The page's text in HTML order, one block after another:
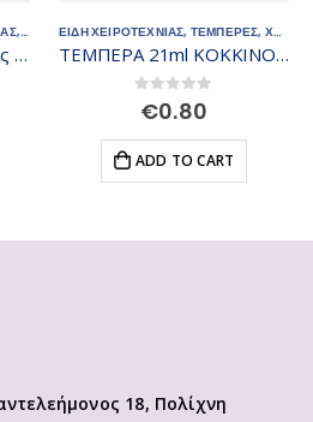
,ΧΡΩΜΑΤΑ
Ξυλομπογιές Ακουαρέλας STAEDTLER σετ 24 τεμαχίων
ΕΙΔΗ ΧΕΙΡΟΤΕΧΝΙΑΣ, ΤΕΜΠΕΡΕΣ, ΧΡΩΜΑΤΑ
ΤΕΜΠΕΡΑ 21ml ΚΟΚΚΙΝΟ VERMILLON Νο7
out of 5
€0.80
ADD TO CART
18, Πολίχνη